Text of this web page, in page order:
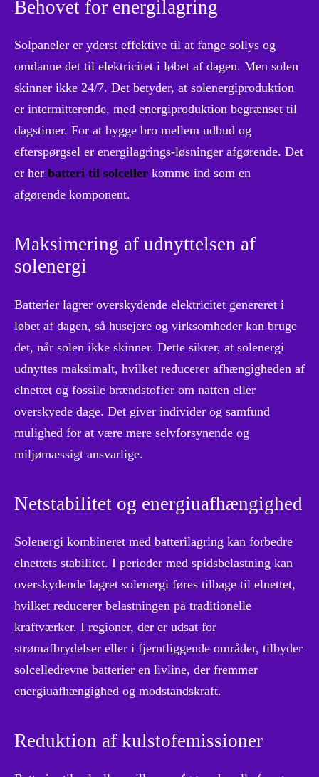
Behovet for energilagring
Solpaneler er yderst effektive til at fange sollys og
omdanne det til elektricitet i løbet af dagen. Men solen
skinner ikke 24/7. Det betyder, at solenergiproduktion
er intermitterende, med energiproduktion begrænset til
dagstimer. For at bygge bro mellem udbud og
efterspørgsel er energilagrings-løsninger afgørende. Det
er her batteri til solceller komme ind som en
afgørende komponent.
Maksimering af udnyttelsen af
solenergi
Batterier lagrer overskydende elektricitet genereret i
løbet af dagen, så husejere og virksomheder kan bruge
det, når solen ikke skinner. Dette sikrer, at solenergi
udnyttes maksimalt, hvilket reducerer afhængigheden af
el​​nettet og fossile brændstoffer om natten eller
overskyede dage. Det giver individer og samfund
mulighed for at være mere selvforsynende og
miljømæssigt ansvarlige.
Netstabilitet og energiuafhængighed
Solenergi kombineret med batterilagring kan forbedre
elnettets stabilitet. I perioder med spidsbelastning kan
overskydende lagret solenergi føres tilbage til elnettet,
hvilket reducerer belastningen på traditionelle
kraftværker. I regioner, der er udsat for
strømafbrydelser eller i fjerntliggende områder, tilbyder
solcelledrevne batterier en livline, der fremmer
energiuafhængighed og modstandskraft.
Reduktion af kulstofemissioner